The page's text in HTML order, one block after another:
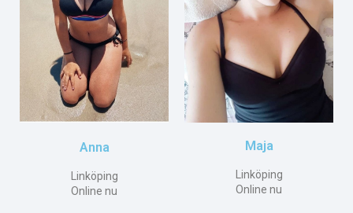
Anna
Linköping
Online nu
Maja
Linköping
Online nu